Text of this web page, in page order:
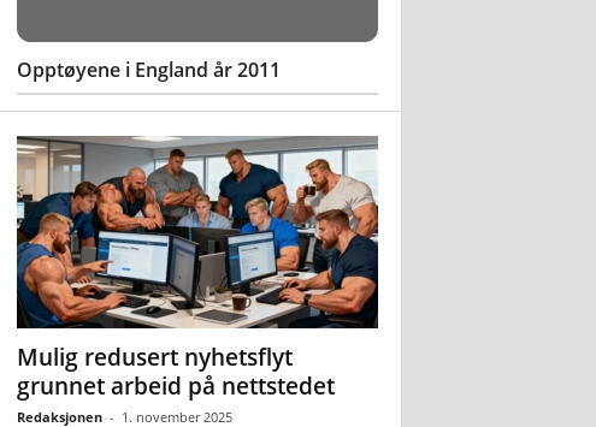
Opptøyene i England år 2011
Mulig redusert nyhetsflyt
grunnet arbeid på nettstedet
Redaksjonen - 1. november 2025